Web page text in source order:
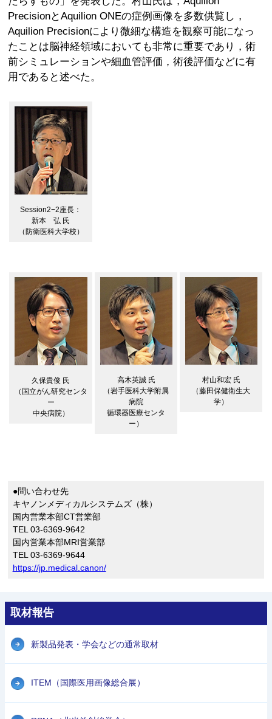
PrecisionとAquilion ONEの症例画像を多数供覧し，
Aquilion Precisionにより微細な構造を観察可能になっ
たことは脳神経領域においても非常に重要であり，術
前シミュレーションや細血管評価，術後評価などに有
用であると述べた。
Session2−2座長：
新本 弘 氏
（防衛医科大学校）
久保貴俊 氏
（国立がん研究センタ
ー
中央病院）
高木英誠 氏
（岩手医科大学附属
病院
循環器医療センタ
ー）
村山和宏 氏
（藤田保健衛生大
学）
●問い合わせ先
キヤノンメディカルシステムズ（株）
国内営業本部CT営業部
TEL 03-6369-9642
国内営業本部MRI営業部
TEL 03-6369-9644
https://jp.medical.canon/
取材報告
新製品発表・学会などの通常取材
ITEM（国際医用画像総合展）